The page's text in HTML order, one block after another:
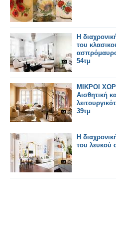
Η
του
54τμ
ΜΙΚΡΟΙ
Αισθητική
39τμ
Η
του λευκού